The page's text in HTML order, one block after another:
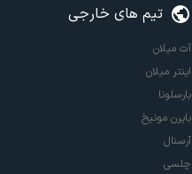
تیم های خارجی
آث میلان
اینتر میلان
بارسلونا
بایرن مونیخ
آرسنال
چلسی